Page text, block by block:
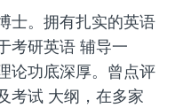
士。拥有扎实的英语
考研英语 辅导一
论功底深厚。曾点评
考试 大纲，在多家